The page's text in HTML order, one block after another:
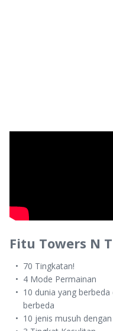
Fitu Towers N
70 Tingkatan!
4 Mode Permainan
10 dunia yang
berbeda
10 jenis musuh